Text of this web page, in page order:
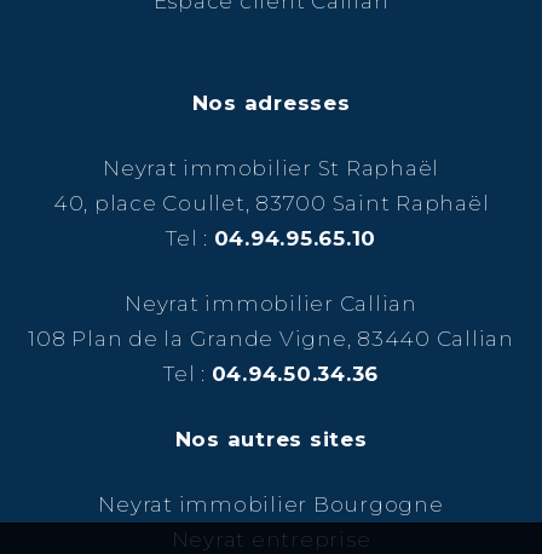
Nos adresses
Neyrat immobilier St Raphaël
40, place Coullet, 83700 Saint Raphaël
Tel : 04.94.95.65.10
Neyrat immobilier Callian
108 Plan de la Grande Vigne, 83440 Callian
Tel : 04.94.50.34.36
Nos autres sites
Neyrat immobilier Bourgogne
Neyrat entreprise